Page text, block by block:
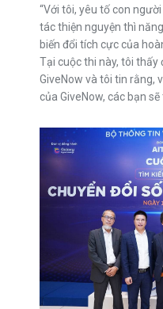
“Với tôi, yêu tố con
tác thiện nguyện thì
biến đổi tích cực của
Tại cuộc thi này, tôi
GiveNow và tôi tin rằng,
của GiveNow, các bạn sẽ